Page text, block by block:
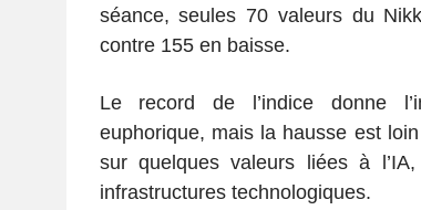
séance, seules 70 valeurs du
contre 155 en baisse.
Le record de l’indice donne
euphorique, mais la hausse est
sur quelques valeurs liées à
infrastructures technologiques.